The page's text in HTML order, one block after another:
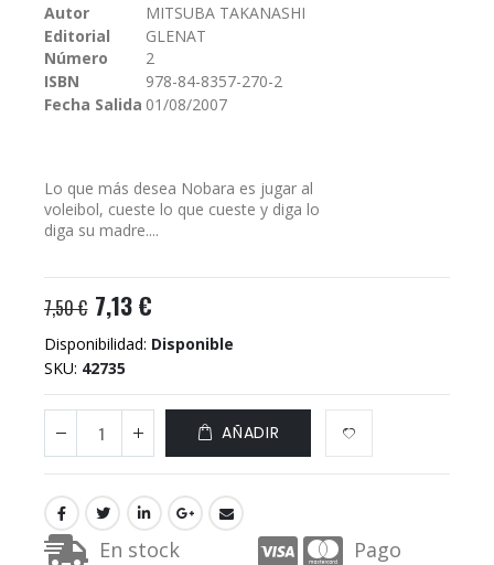
galería
imágenes
Autor
MITSUBA TAKANASHI
Editorial
GLENAT
Número
2
ISBN
978-84-8357-270-2
Fecha Salida 01/08/2007
Lo que más desea Nobara es jugar al
voleibol, cueste lo que cueste y diga lo
diga su madre....
7,50 € 7,13 €
Disponibilidad: Disponible
SKU 42735
AÑADIR
En stock
Pago